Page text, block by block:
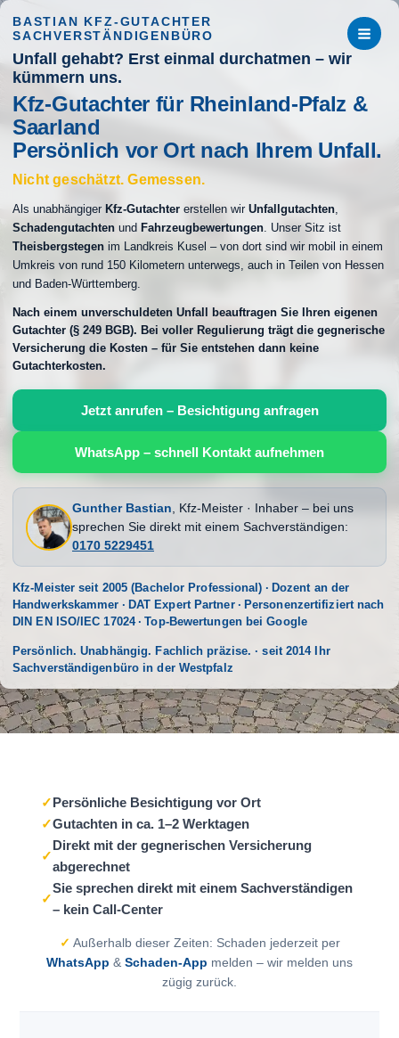
Zum
Inhalt
springen
BASTIAN KFZ-GUTACHTER
SACHVERSTÄNDIGENBÜRO
Unfall gehabt? Erst einmal durchatmen – wir
kümmern uns.
Kfz-Gutachter für Rheinland-Pfalz &
Saarland
Persönlich vor Ort nach Ihrem Unfall.
Nicht geschätzt. Gemessen.
Als unabhängiger Kfz-Gutachter erstellen wir Unfallgutachten,
Schadengutachten und Fahrzeugbewertungen. Unser Sitz ist
Theisbergstegen im Landkreis Kusel – von dort sind wir mobil in einem
Umkreis von rund 150 Kilometern unterwegs, auch in Teilen von Hessen
und Baden-Württemberg.
Nach einem unverschuldeten Unfall beauftragen Sie Ihren eigenen
Gutachter (§ 249 BGB). Bei voller Regulierung trägt die gegnerische
Versicherung die Kosten – für Sie entstehen dann keine
Gutachterkosten.
Jetzt anrufen – Besichtigung anfragen
WhatsApp – schnell Kontakt aufnehmen
Gunther Bastian , Kfz-Meister · Inhaber – bei uns
sprechen Sie direkt mit einem Sachverständigen:
0170 5229451
Kfz-Meister seit 2005 (Bachelor Professional) · Dozent an der
Handwerkskammer · DAT Expert Partner · Personenzertifiziert nach
DIN EN ISO/IEC 17024 · Top-Bewertungen bei Google
Persönlich. Unabhängig. Fachlich präzise. · seit 2014 Ihr
Sachverständigenbüro in der Westpfalz
✓Persönliche Besichtigung vor Ort
✓Gutachten in ca. 1–2 Werktagen
✓
Direkt mit der gegnerischen Versicherung
abgerechnet
✓
Sie sprechen direkt mit einem Sachverständigen
– kein Call-Center
✓ Außerhalb dieser Zeiten: Schaden jederzeit per
WhatsApp & Schaden-App melden – wir melden uns
zügig zurück.